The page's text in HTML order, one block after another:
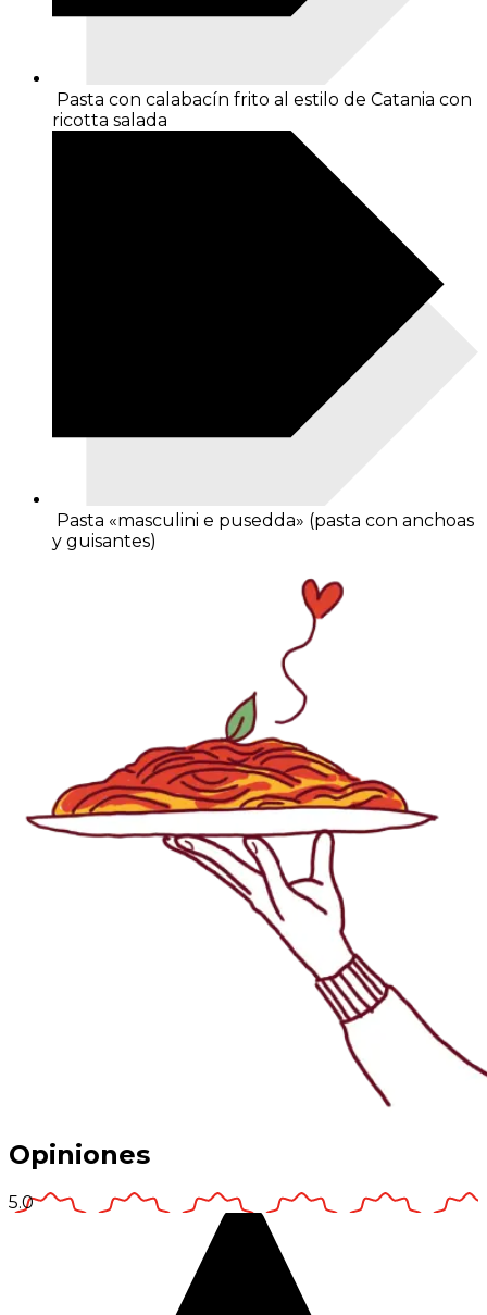
Pasta con calabacín frito al estilo de Catania con
ricotta salada
Pasta «masculini e pusedda» (pasta con anchoas
y guisantes)
Opiniones
5.0